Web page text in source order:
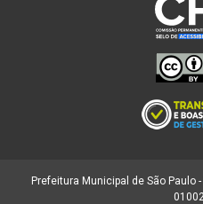
Prefeitura Municipal de São Paulo